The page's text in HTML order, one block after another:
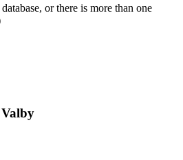
or there is more than one